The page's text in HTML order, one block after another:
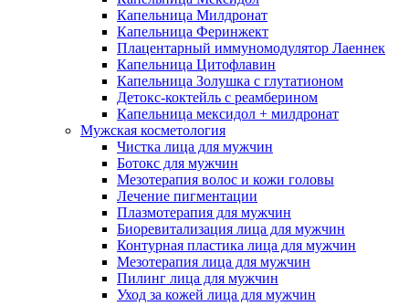
Капельница Милдронат
Капельница Феринжект
Плацентарный иммуномодулятор Лаеннек
Капельница Цитофлавин
Капельница Золушка с глутатионом
Детокс-коктейль с реамберином
Капельница мексидол + милдронат
Мужская косметология
Чистка лица для мужчин
Ботокс для мужчин
Мезотерапия волос и кожи головы
Лечение пигментации
Плазмотерапия для мужчин
Биоревитализация лица для мужчин
Контурная пластика лица для мужчин
Мезотерапия лица для мужчин
Пилинг лица для мужчин
Уход за кожей лица для мужчин